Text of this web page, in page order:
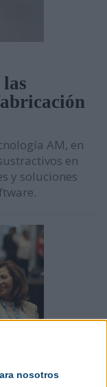
nosotros
AM, en
en
y soluciones